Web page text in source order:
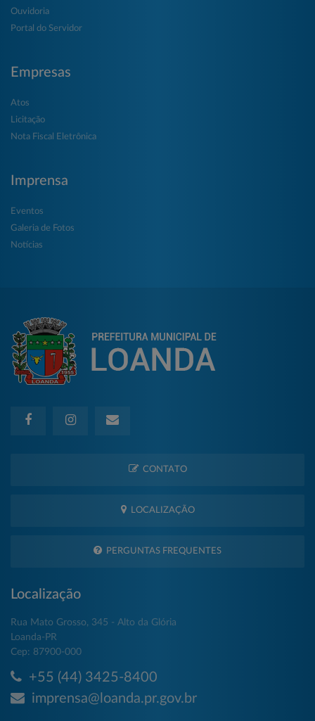
Ouvidoria
Portal do Servidor
Empresas
Atos
Licitação
Nota Fiscal Eletrônica
Imprensa
Eventos
Galeria de Fotos
Notícias
CONTATO
LOCALIZAÇÃO
PERGUNTAS FREQUENTES
Localização
Rua Mato Grosso, 345 - Alto da Glória
Loanda-PR
Cep: 87900-000
+55 (44) 3425-8400
imprensa@loanda.pr.gov.br